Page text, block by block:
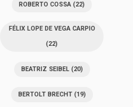
ROBERTO COSSA (22)
FÉLIX LOPE DE VEGA CARPIO
(22)
BEATRIZ SEIBEL(20)
BERTOLT BRECHT(19)